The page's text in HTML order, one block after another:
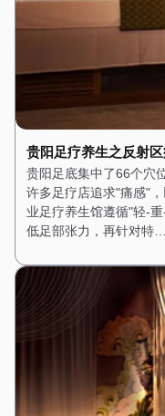
贵阳足疗养生之反射
贵阳足底集中了66个穴
许多足疗店追求"痛感"
业足疗养生馆遵循"轻-
低足部张力，再针对特…